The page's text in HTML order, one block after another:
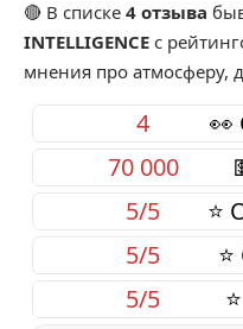
🔴 В списке 4 отзыва
INTELLIGENCE с
мнения про атмосферу,
👀
4
70 000
⭐
5/5
5/5
5/5